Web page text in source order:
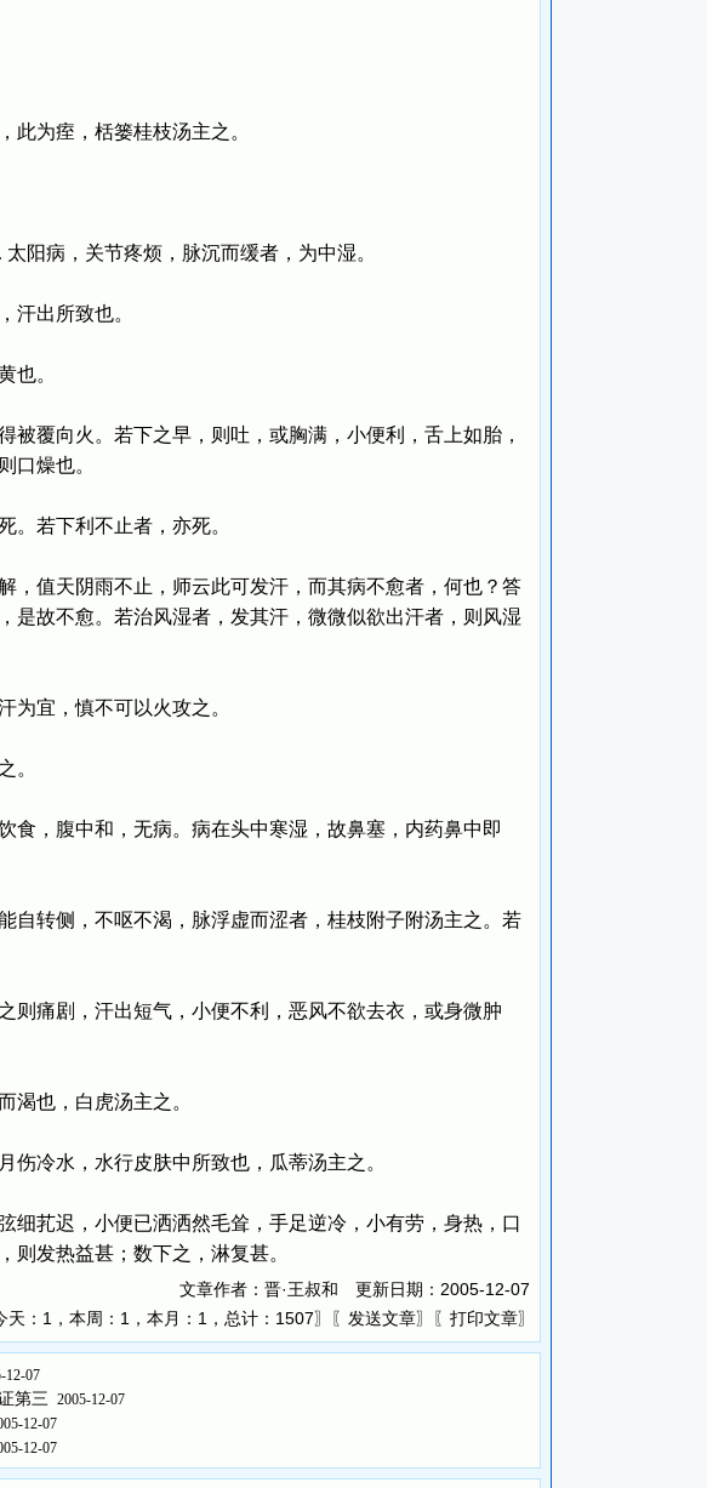
为痓，栝篓桂枝汤主之。
病，关节疼烦，脉沉而缓者，为中湿。
出所致也。
也。
覆向火。若下之早，则吐，或胸满，小便利，舌上如胎，
口燥也。
若下利不止者，亦死。
值天阴雨不止，师云此可发汗，而其病不愈者，何也？答
是故不愈。若治风湿者，发其汗，微微似欲出汗者，则风湿
宜，慎不可以火攻之。
。
，腹中和，无病。病在头中寒湿，故鼻塞，内药鼻中即
转侧，不呕不渴，脉浮虚而涩者，桂枝附子附汤主之。若
痛剧，汗出短气，小便不利，恶风不欲去衣，或身微肿
也，白虎汤主之。
冷水，水行皮肤中所致也，瓜蒂汤主之。
芤迟，小便已洒洒然毛耸，手足逆冷，小有劳，身热，口
则发热益甚；数下之，淋复甚。
文章作者：晋·王叔和 更新日期： 2005-12-07
天：1，本周：1，本月：1，总计：1507〗〖 发送文章〗〖 打印文章〗
12-07
第三 2005-12-07
12-07
12-07